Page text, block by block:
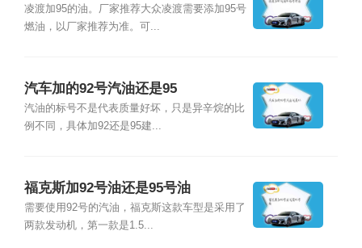
凌渡加95的油。厂家推荐大众凌渡需要添加95号
燃油，以厂家推荐为准。可...
汽车加的92号汽油还是95
汽油的标号不是代表质量好坏，只是异辛烷的比
例不同，具体加92还是95建...
福克斯加92号油还是95号油
需要使用92号的汽油，福克斯这款车型是采用了
两款发动机，第一款是1.5...